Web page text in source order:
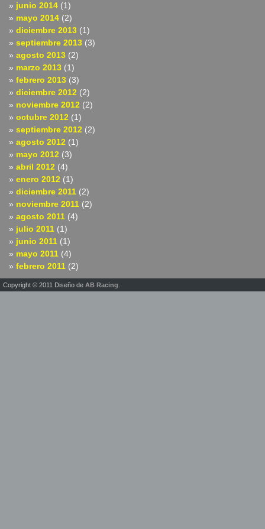
junio 2014 (1)
mayo 2014 (2)
diciembre 2013 (1)
septiembre 2013 (3)
agosto 2013 (2)
marzo 2013 (1)
febrero 2013 (3)
diciembre 2012 (2)
noviembre 2012 (2)
octubre 2012 (1)
septiembre 2012 (2)
agosto 2012 (1)
mayo 2012 (3)
abril 2012 (4)
enero 2012 (1)
diciembre 2011 (2)
noviembre 2011 (2)
agosto 2011 (4)
julio 2011 (1)
junio 2011 (1)
mayo 2011 (4)
febrero 2011 (2)
Copyright © 2011 Diseño de AB Racing